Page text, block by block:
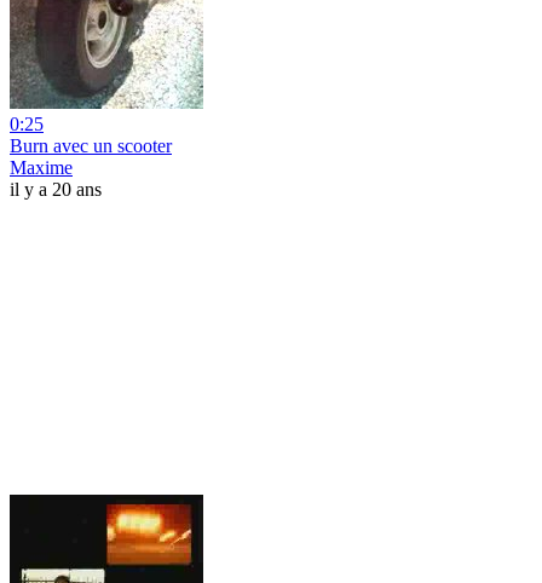
0:25
Burn avec un scooter
Maxime
il y a 20 ans